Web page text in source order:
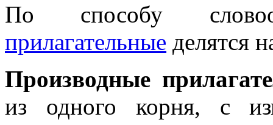
По способу
прилагательные делятся
Производные
из одного корня, с